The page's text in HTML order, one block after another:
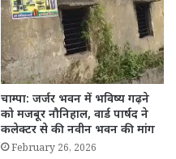
चाम्पा: जर्जर भवन में भविष्य गढ़ने
को मजबूर नौनिहाल, वार्ड पार्षद ने
कलेक्टर से की नवीन भवन की मांग
February 26, 2026